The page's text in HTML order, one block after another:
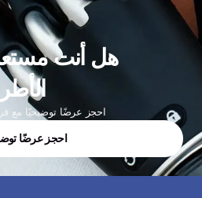
احجز عرضًا توضيحيًا مع
احجز عرضًا